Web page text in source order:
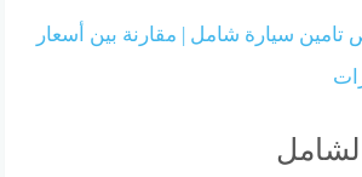
تامين سيارة شامل | مقارنة بين أسعار